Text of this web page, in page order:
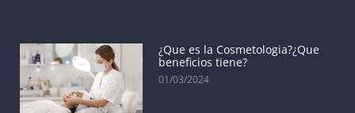
¿Que es la Cosmetologia?¿Que
beneficios tiene?
01/03/2024